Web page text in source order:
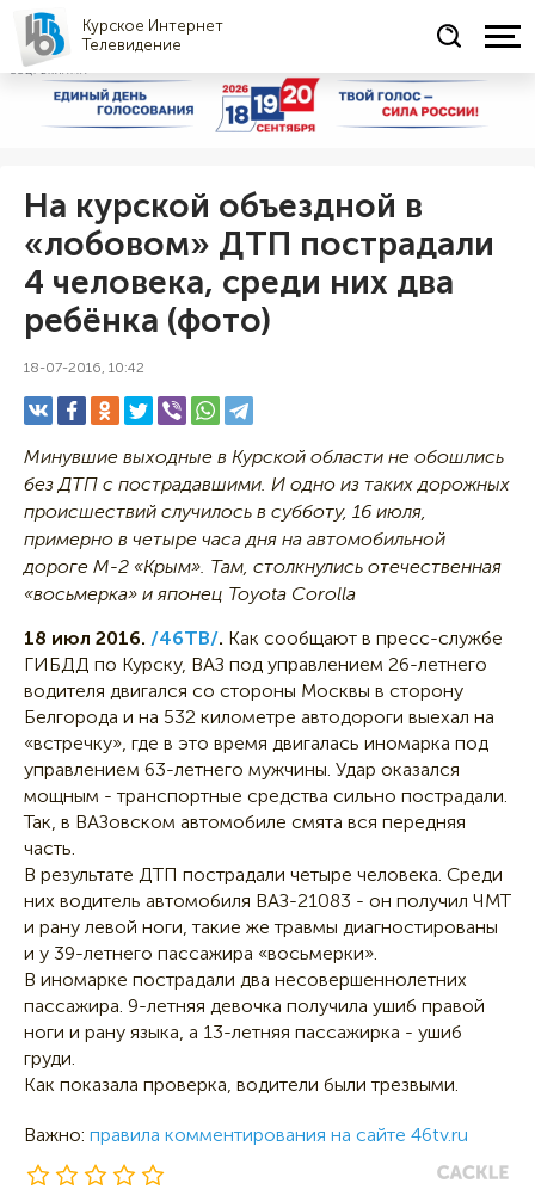
Курское Интернет
Телевидение
СОЦРЕКЛАМА
На курской объездной в
«лобовом» ДТП пострадали
4 человека, среди них два
ребёнка (фото)
18-07-2016, 10:42
Минувшие выходные в Курской области не обошлись
без ДТП с пострадавшими. И одно из таких дорожных
происшествий случилось в субботу, 16 июля,
примерно в четыре часа дня на автомобильной
дороге М-2 «Крым». Там, столкнулись отечественная
«восьмерка» и японец Toyota Corolla
18 июл 2016. /46ТВ/. Как сообщают в пресс-службе
ГИБДД по Курску, ВАЗ под управлением 26-летнего
водителя двигался со стороны Москвы в сторону
Белгорода и на 532 километре автодороги выехал на
«встречку», где в это время двигалась иномарка под
управлением 63-летнего мужчины. Удар оказался
мощным - транспортные средства сильно пострадали.
Так, в ВАЗовском автомобиле смята вся передняя
часть.
В результате ДТП пострадали четыре человека. Среди
них водитель автомобиля ВАЗ-21083 - он получил ЧМТ
и рану левой ноги, такие же травмы диагностированы
и у 39-летнего пассажира «восьмерки».
В иномарке пострадали два несовершеннолетних
пассажира. 9-летняя девочка получила ушиб правой
ноги и рану языка, а 13-летняя пассажирка - ушиб
груди.
Как показала проверка, водители были трезвыми.
Важно: правила комментирования на сайте 46tv.ru